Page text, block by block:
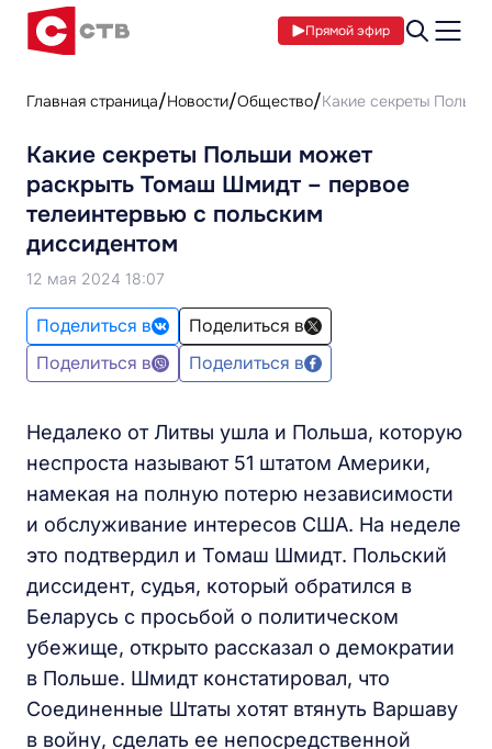
Прямой эфир
Главная страница Новости Общество Какие секреты
Какие секреты Польши может
раскрыть Томаш Шмидт – первое
телеинтервью с польским
диссидентом
12 мая 2024 18:07
Поделиться в
Поделиться в
Поделиться в
Поделиться в
Недалеко от Литвы ушла и Польша, которую
неспроста называют 51 штатом Америки,
намекая на полную потерю независимости
и обслуживание интересов США. На неделе
это подтвердил и Томаш Шмидт. Польский
диссидент, судья, который обратился в
Беларусь с просьбой о политическом
убежище, открыто рассказал о демократии
в Польше. Шмидт констатировал, что
Соединенные Штаты хотят втянуть Варшаву
в войну, сделать ее непосредственной